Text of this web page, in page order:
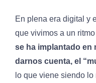
En plena era digital y
que vivimos a un
se ha implantado en
darnos cuenta, el
lo que viene siendo